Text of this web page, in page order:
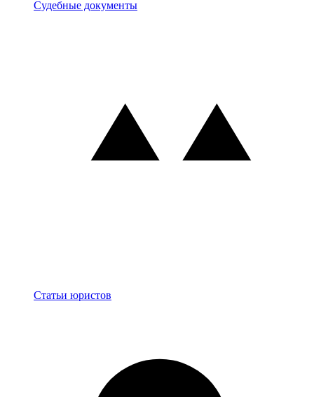
Документы
Судебные документы
Блог
Статьи юристов